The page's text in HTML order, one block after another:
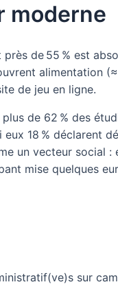
moderne
près de 55 % est
alimentation
de jeu en ligne.
de 62 % des
18 % déclarent
un vecteur social
mise quelques
sur